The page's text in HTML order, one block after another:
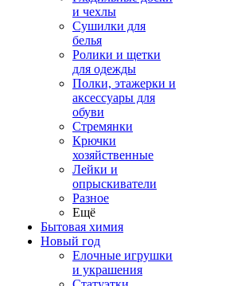
и чехлы
Сушилки для
белья
Ролики и щетки
для одежды
Полки, этажерки и
аксессуары для
обуви
Стремянки
Крючки
хозяйственные
Лейки и
опрыскиватели
Разное
Ещё
Бытовая химия
Новый год
Елочные игрушки
и украшения